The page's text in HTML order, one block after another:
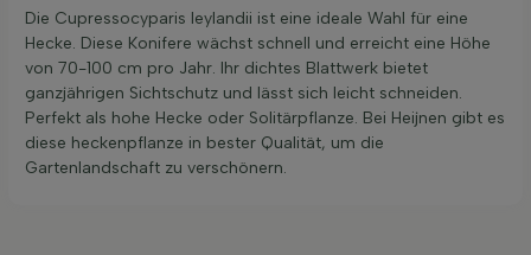
Die Cupressocyparis leylandii ist eine ideale Wahl für eine
Hecke. Diese Konifere wächst schnell und erreicht eine Höhe
von 70-100 cm pro Jahr. Ihr dichtes Blattwerk bietet
ganzjährigen Sichtschutz und lässt sich leicht schneiden.
Perfekt als hohe Hecke oder Solitärpflanze. Bei Heijnen gibt es
diese heckenpflanze in bester Qualität, um die
Gartenlandschaft zu verschönern.